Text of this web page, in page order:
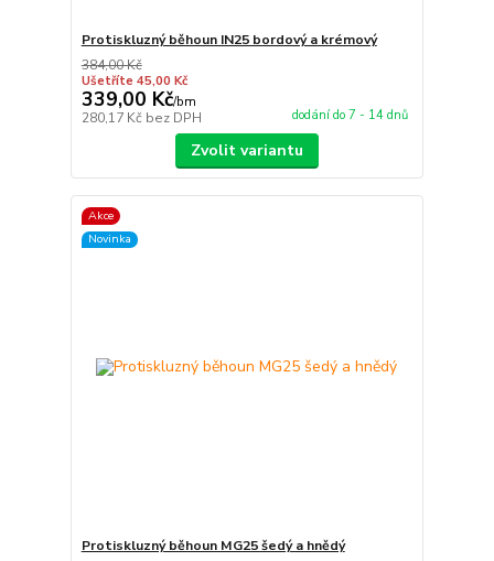
Protiskluzný běhoun IN25 bordový a krémový
384,00 Kč
Ušetříte 45,00 Kč
339,00 Kč/bm
280,17 Kč bez DPH dodání do 7 - 14 dnů
Zvolit variantu
Akce
Novinka
Protiskluzný běhoun MG25 šedý a hnědý